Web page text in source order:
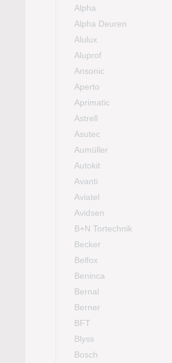
Alpha
Alpha Deuren
Alulux
Aluprof
Ansonic
Aperto
Aprimatic
Astrell
Asutec
Aumüller
Autokit
Avanti
Aviatel
Avidsen
B+N Tortechnik
Becker
Belfox
Beninca
Bernal
Berner
BFT
Blyss
Bosch